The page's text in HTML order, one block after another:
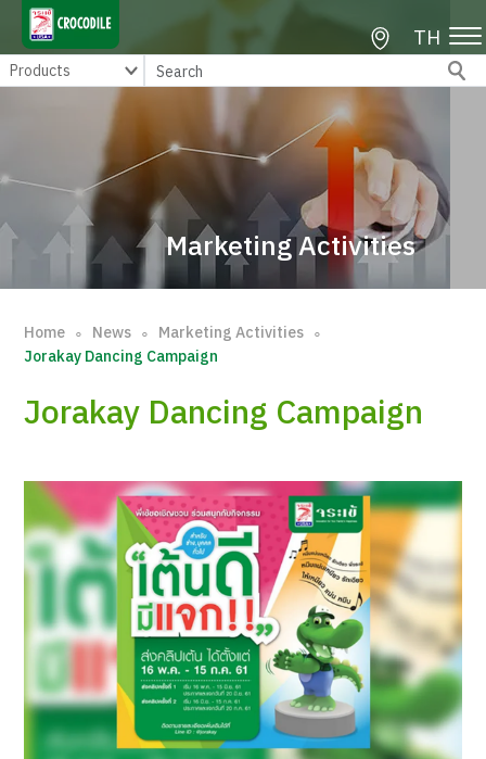
TH
Marketing Activities
Home ∘ News ∘ Marketing Activities ∘
Jorakay Dancing Campaign
Jorakay Dancing Campaign